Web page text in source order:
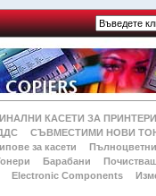
КАСЕТИ ЗА
СЪВМЕСТИМИ НОВИ
за касети
Барабани
Electronic Components